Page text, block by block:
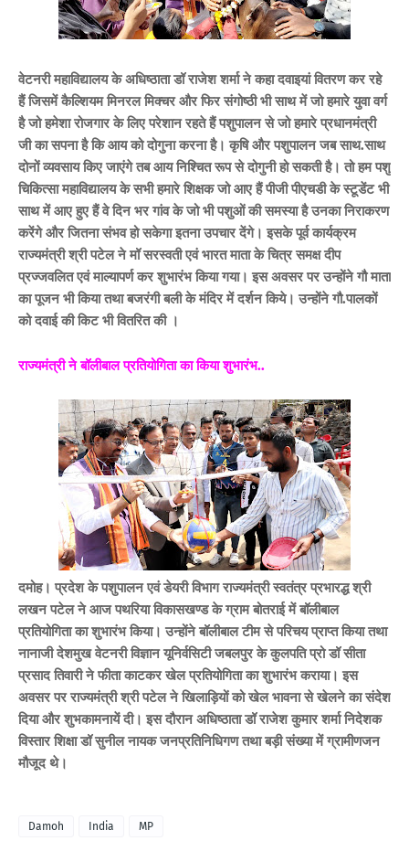
वेटनरी महाविद्यालय के अधिष्ठाता डॉ राजेश शर्मा ने कहा दवाइयां वितरण कर रहे
हैं जिसमें कैल्शियम मिनरल मिक्चर और फिर संगोष्ठी भी साथ में जो हमारे युवा वर्ग
है जो हमेशा रोजगार के लिए परेशान रहते हैं पशुपालन से जो हमारे प्रधानमंत्री
जी का सपना है कि आय को दोगुना करना है। कृषि और पशुपालन जब साथ.साथ
दोनों व्यवसाय किए जाएंगे तब आय निश्चित रूप से दोगुनी हो सकती है। तो हम पशु
चिकित्सा महाविद्यालय के सभी हमारे शिक्षक जो आए हैं पीजी पीएचडी के स्टूडेंट भी
साथ में आए हुए हैं वे दिन भर गांव के जो भी पशुओं की समस्या है उनका निराकरण
करेंगे और जितना संभव हो सकेगा इतना उपचार देंगे। इसके पूर्व कार्यक्रम
राज्यमंत्री श्री पटेल ने मॉ सरस्वती एवं भारत माता के चित्र समक्ष दीप
प्रज्जवलित एवं माल्यापर्ण कर शुभारंभ किया गया। इस अवसर पर उन्होंने गौ माता
का पूजन भी किया तथा बजरंगी बली के मंदिर में दर्शन किये। उन्होंने गौ.पालकों
को दवाई की किट भी वितरित की ।
राज्यमंत्री ने बॉलीबाल प्रतियोगिता का किया शुभारंभ..
दमोह। प्रदेश के पशुपालन एवं डेयरी विभाग राज्यमंत्री स्वतंत्र प्रभारद्ध श्री
लखन पटेल ने आज पथरिया विकासखण्ड के ग्राम बोतराई में बॉलीबाल
प्रतियोगिता का शुभारंभ किया। उन्होंने बॉलीबाल टीम से परिचय प्राप्त किया तथा
नानाजी देशमुख वेटनरी विज्ञान यूनिर्वसिटी जबलपुर के कुलपति प्रो डॉ सीता
प्रसाद तिवारी ने फीता काटकर खेल प्रतियोगिता का शुभारंभ कराया। इस
अवसर पर राज्यमंत्री श्री पटेल ने खिलाड़ियों को खेल भावना से खेलने का संदेश
दिया और शुभकामनायें दी। इस दौरान अधिष्ठाता डॉ राजेश कुमार शर्मा निदेशक
विस्तार शिक्षा डॉ सुनील नायक जनप्रतिनिधिगण तथा बड़ी संख्या में ग्रामीणजन
मौजूद थे।
Damoh India MP